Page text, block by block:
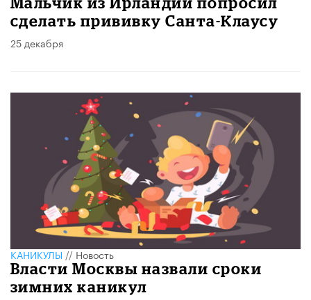
сделать прививку Санта-Клаусу
25 декабря
КАНИКУЛЫ//Новость
Власти Москвы назвали сроки
зимних каникул